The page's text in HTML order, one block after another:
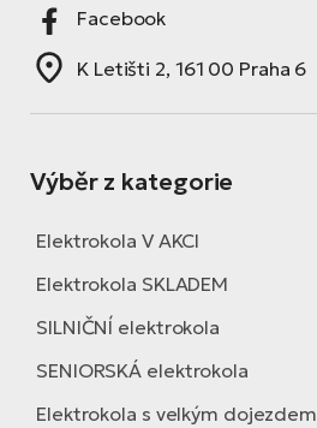
Facebook
K Letišti 2, 161 00 Praha 6
Výběr z kategorie
Elektrokola V AKCI
Elektrokola SKLADEM
SILNIČNÍ elektrokola
SENIORSKÁ elektrokola
Elektrokola s velkým dojezdem